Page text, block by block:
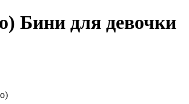
Бини для девочки